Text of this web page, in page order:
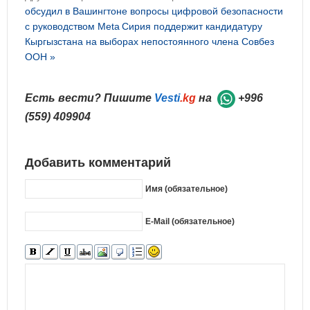
обсудил в Вашингтоне вопросы цифровой безопасности
с руководством Meta Сирия поддержит кандидатуру
Кыргызстана на выборах непостоянного члена Совбез
ООН »
Есть вести? Пишите Vesti.kg на
+996
(559) 409904
Добавить комментарий
Имя (обязательное)
E-Mail (обязательное)